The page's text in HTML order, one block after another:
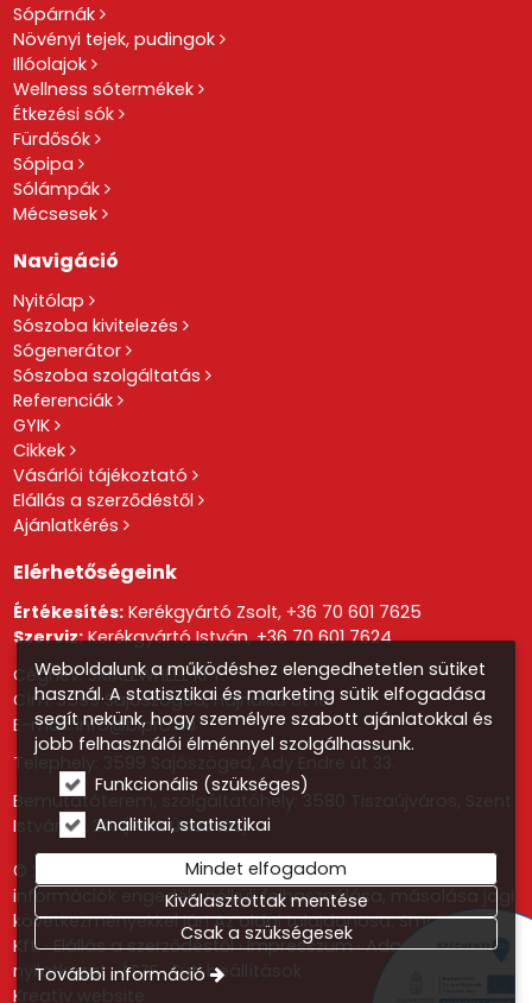
Sópárnák
Növényi tejek, pudingok
Illóolajok
Wellness sótermékek
Étkezési sók
Fürdősók
Sópipa
Sólámpák
Mécsesek
Navigáció
Nyitólap
Sószoba kivitelezés
Sógenerátor
Sószoba szolgáltatás
Referenciák
GYIK
Cikkek
Vásárlói tájékoztató
Elállás a szerződéstől
Ajánlatkérés
Elérhetőségeink
Értékesítés:Kerékgyártó Zsolt, +36 70 601 7625
Szerviz:Kerékgyártó István,+36 70 601 7624
Cégnév: SMALLWHEEL KFT.
Cím: 3599 Sajószöged, Hajnalka út 19.
E-mail:info@blpro.hu
Telephely: 3599 Sajószöged, Ady Endre út 33.
Bemutatóterem, szolgáltatóhely: 3580 Tiszaújváros, Szent
István út 20. (Park Üzletház)
© 2026 Minden jog fenntartva! Az oldalon található
információk engedély nélküli felhasználása, másolása jogi
következményekkel jár! Az oldal tulajdonosa: Smallwheel
Kft. Elállás a szerződéstől Impresszum Adatvédelmi
nyilatkozat ÁSZF Süti beállítások
Kreatív website
Weboldalunk a működéshez elengedhetetlen sütiket
használ. A statisztikai és marketing sütik elfogadása
segít nekünk, hogy személyre szabott ajánlatokkal és
jobb felhasználói élménnyel szolgálhassunk.
Funkcionális (szükséges)
Analitikai, statisztikai
Mindet elfogadom
Kiválasztottak mentése
Csak a szükségesek
További információ